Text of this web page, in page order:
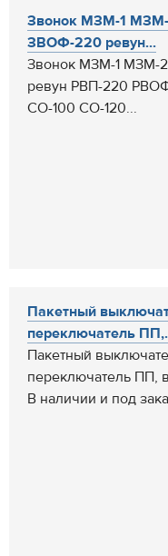
Звонок МЗМ-1
ЗВОФ-220 ревун...
Звонок МЗМ-1 МЗМ-
ревун РВП-220
СО-100 СО-120...
Пакетный
переключатель
Пакетный
переключатель ПП,
В наличии и под